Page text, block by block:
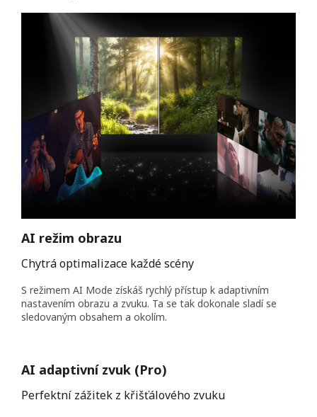
AI režim obrazu
Chytrá optimalizace každé scény
S režimem AI Mode získáš rychlý přístup k adaptivním
nastavením obrazu a zvuku. Ta se tak dokonale sladí se
sledovaným obsahem a okolím.
AI adaptivní zvuk (Pro)
Perfektní zážitek z křišťálového zvuku